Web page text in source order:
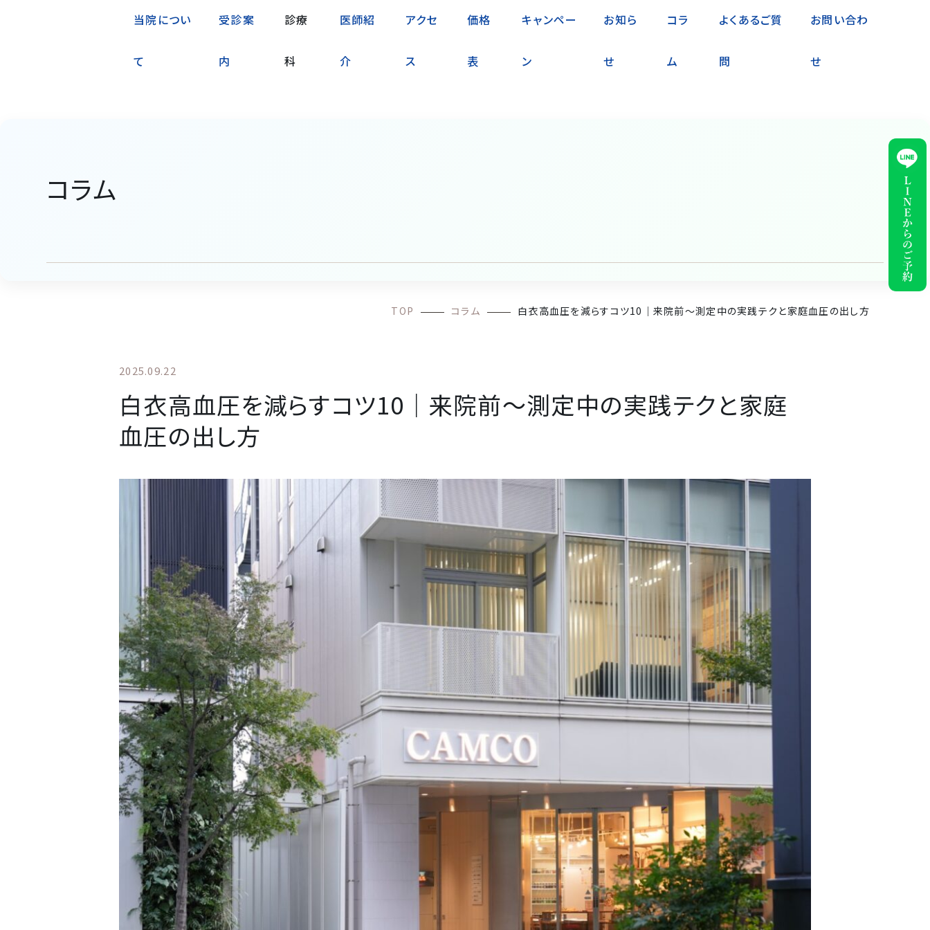
当院につい
て
受診案
内
診療
科
医師紹
介
アクセ
ス
価格
表
キャンペー
ン
お知ら
せ
コラ
ム
よくあるご質
問
お問い合わ
せ
コラム
TOP コラム 白衣高血圧を減らすコツ10｜来院前〜測定中の実践テクと家庭血圧の出し方
2025.09.22
白衣高血圧を減らすコツ10｜来院前〜測定中の実践テクと家庭
血圧の出し方